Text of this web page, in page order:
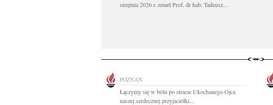
sierpnia 2026 r. zmarł Prof. dr hab. Tadeusz...
POZNAŃ
Łączymy się w bólu po stracie Ukochanego Ojca
naszej serdecznej przyjaciółki...